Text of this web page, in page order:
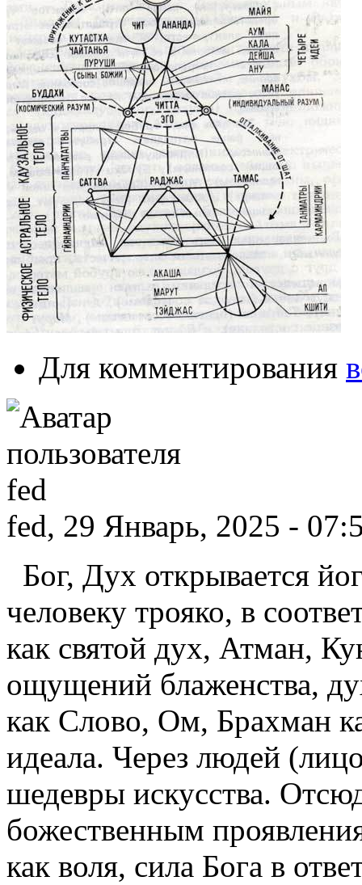
Для комментирования
fed, 29 Январь, 2025 -
Бог, Дух открывается
человеку трояко, в
как святой дух, Атман,
ощущений блаженства,
как Слово, Ом, Брахман
идеала. Через людей
шедевры искусства.
божественным
как воля, сила Бога в